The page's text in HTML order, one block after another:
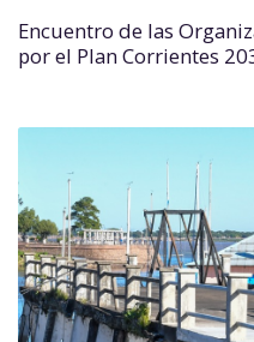
Encuentro de las
por el Plan Corrientes